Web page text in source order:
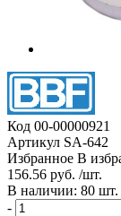
Код 00-00000921
Артикул SA-642
Избранное В
156.56 руб. /шт.
В наличии: 80 шт.
-